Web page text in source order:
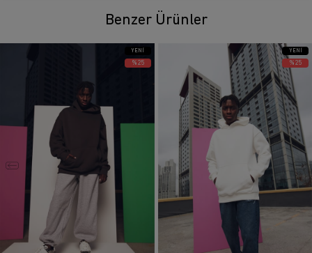
Benzer Ürünler
YENI
ÜRÜN
%25
YENI
ÜRÜN
%25